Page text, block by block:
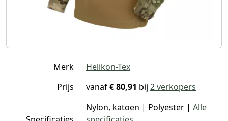
Merk
Helikon-Tex
Prijs
vanaf€ 80,91 bij 2 verkopers
Nylon, katoen | Polyester | Alle